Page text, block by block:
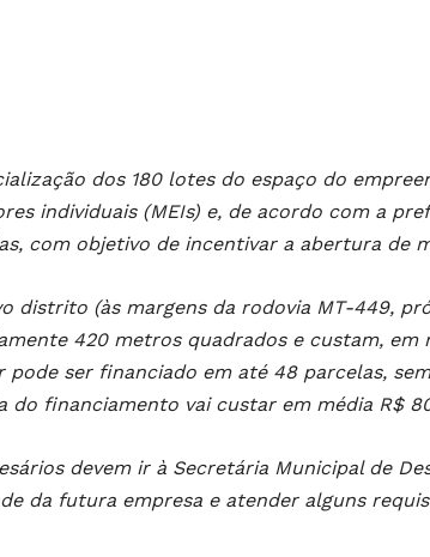
dos 180 lotes do espaço do
individuais (MEIs) e, de acordo com a
com objetivo de incentivar a abertura de
distrito (às margens da rodovia MT-449,
420 metros quadrados e custam, em
pode ser financiado em até 48 parcelas,
do financiamento vai custar em média R$
devem ir à Secretária Municipal de
da futura empresa e atender alguns